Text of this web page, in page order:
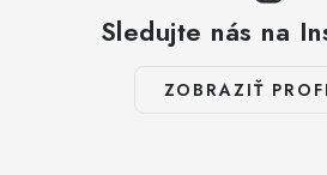
Sledujte nás na
ZOBRAZIŤ